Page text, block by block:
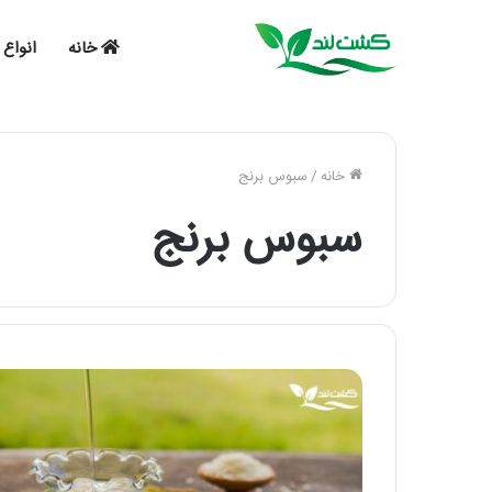
خانه
خانه/سبوس برنج
سبوس برنج